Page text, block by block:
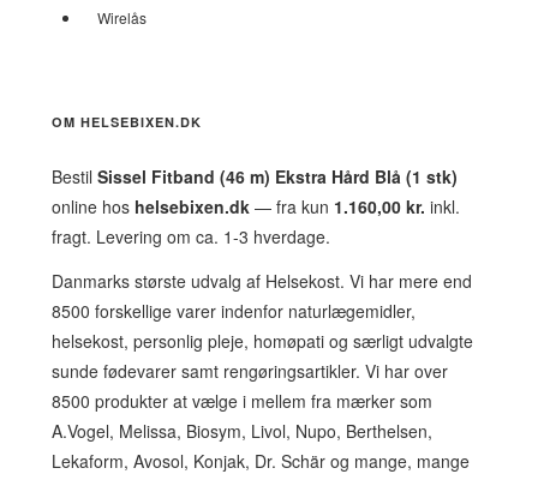
Wirelås
OM HELSEBIXEN.DK
Bestil Sissel Fitband (46 m) Ekstra Hård Blå (1 stk)
online hos helsebixen.dk — fra kun 1.160,00 kr. inkl.
fragt. Levering om ca. 1-3 hverdage.
Danmarks største udvalg af Helsekost. Vi har mere end
8500 forskellige varer indenfor naturlægemidler,
helsekost, personlig pleje, homøpati og særligt udvalgte
sunde fødevarer samt rengøringsartikler. Vi har over
8500 produkter at vælge i mellem fra mærker som
A.Vogel, Melissa, Biosym, Livol, Nupo, Berthelsen,
Lekaform, Avosol, Konjak, Dr. Schär og mange, mange